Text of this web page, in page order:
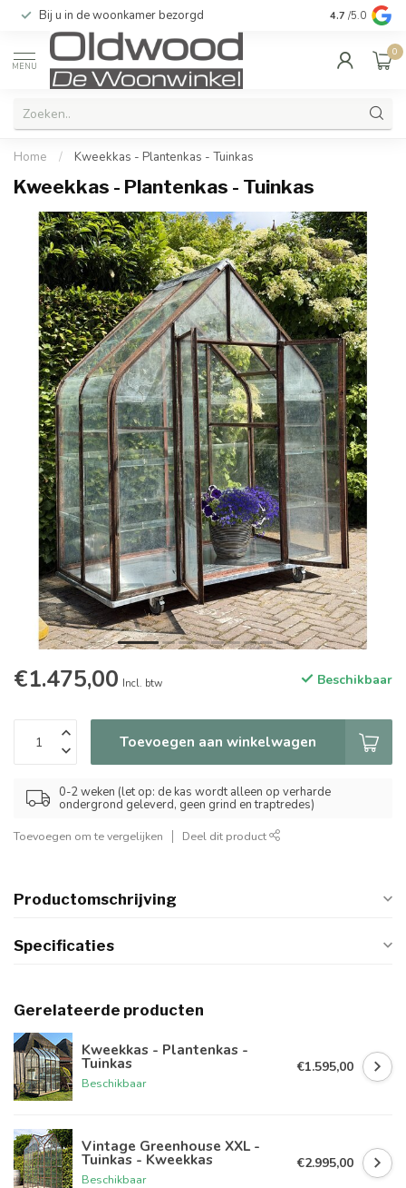
Bij u in de woonkamer bezorgd Kwaliteit &
4.7 /5.0
MENU
0
Home / Kweekkas - Plantenkas - Tuinkas
Kweekkas - Plantenkas - Tuinkas
€1.475,00 Incl. btw Beschikbaar
Toevoegen aan winkelwagen
0-2 weken (let op: de kas wordt alleen op verharde
ondergrond geleverd, geen grind en traptredes)
Toevoegen om te vergelijken Deel dit product
Productomschrijving
Specificaties
Gerelateerde producten
Kweekkas - Plantenkas -
Tuinkas
Beschikbaar
€1.595,00
Vintage Greenhouse XXL -
Tuinkas - Kweekkas
Beschikbaar
€2.995,00